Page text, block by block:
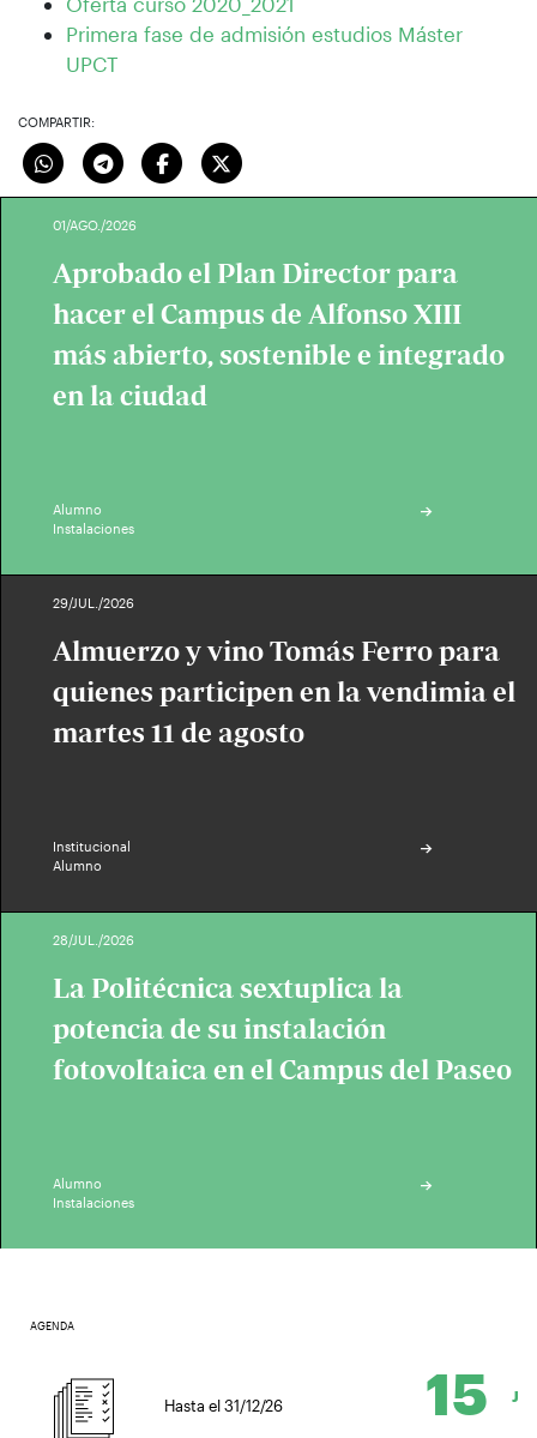
Primera fase de admisión estudios Máster
UPCT
COMPARTIR:
01/AGO./2026
Aprobado el Plan Director para
hacer el Campus de Alfonso XIII
más abierto, sostenible e integrado
en la ciudad
Alumno
Instalaciones
29/JUL./2026
Almuerzo y vino Tomás Ferro para
quienes participen en la vendimia el
martes 11 de agosto
Institucional
Alumno
28/JUL./2026
La Politécnica sextuplica la
potencia de su instalación
fotovoltaica en el Campus del Paseo
Alumno
Instalaciones
AGENDA
Hasta el 31/12/26 15 JUL.